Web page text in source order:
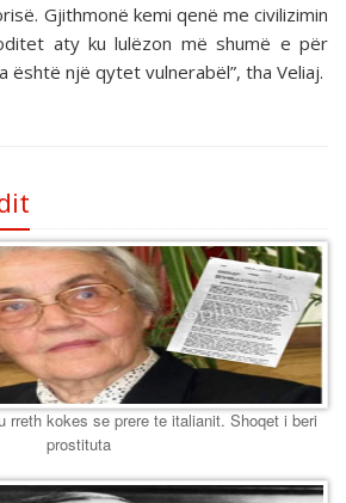
Gjithmonë kemi qenë me civilizimin
aty ku lulëzon më shumë e për
është një qytet vulnerabël”, tha Veliaj.
rreth kokes se prere te italianit. Shoqet i beri
prostituta